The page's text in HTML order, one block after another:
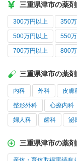
三重県津市の薬
300万円以上 350
500万円以上 550
700万円以上 800
三重県津市の薬
内科 外科 皮膚
整形外科 心療内科
婦人科 歯科 泌
三重県津市の薬